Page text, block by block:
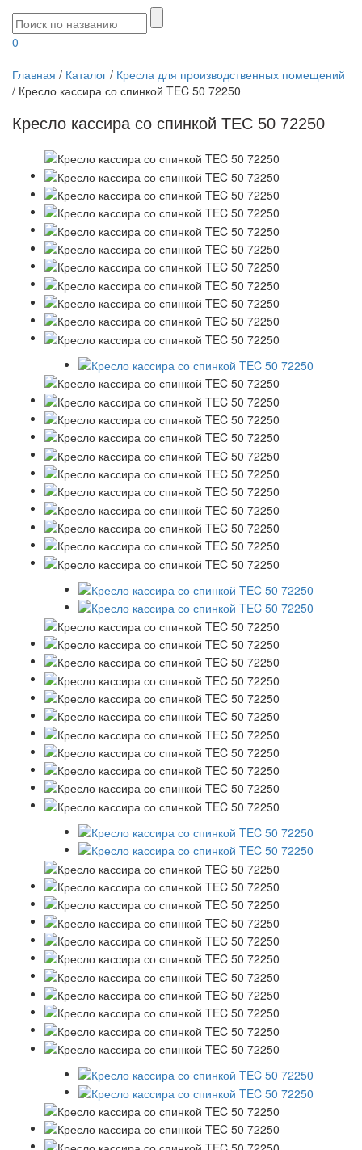
0
Главная / Каталог / Кресла для производственных помещений
/ Кресло кассира со спинкой TEC 50 72250
Кресло кассира со спинкой TEC 50 72250